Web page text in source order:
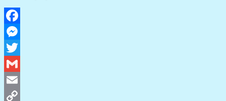
Facebook
Messenger
Twitter
Gmail
Email